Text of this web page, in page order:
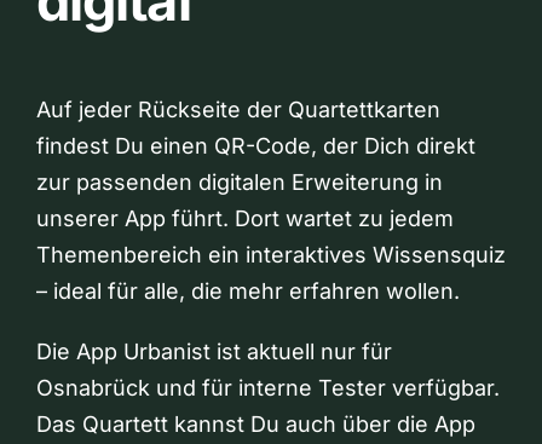
Auf jeder Rückseite der Quartettkarten
findest Du einen QR-Code, der Dich direkt
zur passenden digitalen Erweiterung in
unserer App führt. Dort wartet zu jedem
Themenbereich ein interaktives Wissensquiz
– ideal für alle, die mehr erfahren wollen.
Die App Urbanist ist aktuell nur für
Osnabrück und für interne Tester verfügbar.
Das Quartett kannst Du auch über die App